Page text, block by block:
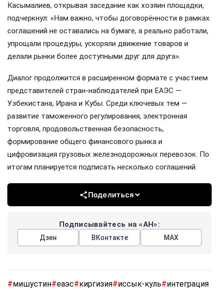
Касымалиев, открывая заседание как хозяин площадки,
подчеркнул: «Нам важно, чтобы договорённости в рамках
соглашений не оставались на бумаге, а реально работали,
упрощали процедуры, ускоряли движение товаров и
делали рынки более доступными друг для друга».
Диалог продолжится в расширенном формате с участием
представителей стран-наблюдателей при ЕАЭС —
Узбекистана, Ирана и Кубы. Среди ключевых тем —
развитие таможенного регулирования, электронная
торговля, продовольственная безопасность,
формирование общего финансового рынка и
цифровизация грузовых железнодорожных перевозок. По
итогам планируется подписать несколько соглашений.
Поделиться
Подписывайтесь на «АН»:
Дзен ВКонтакте МАХ
#мишустин#еаэс#киргизия#иссык-куль#интеграция